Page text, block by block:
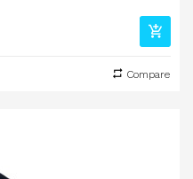
Compare